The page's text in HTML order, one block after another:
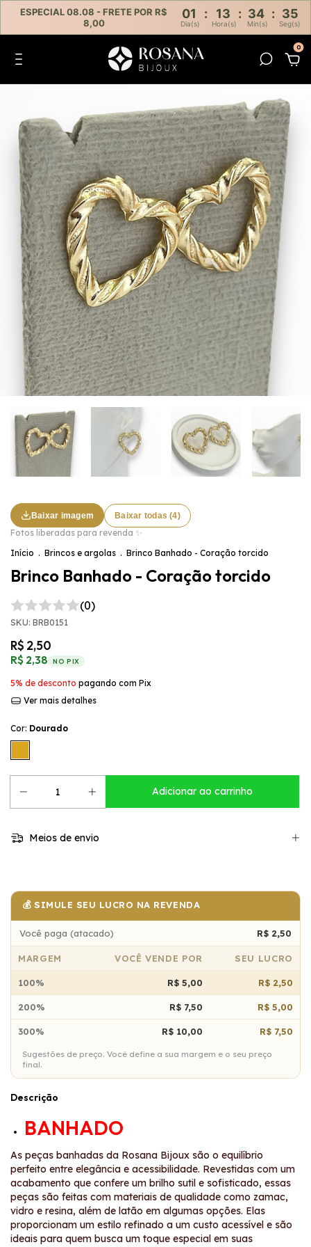
ESPECIAL 08.08 - FRETE POR R$
8,00
01 : 13 : 34 : 35
Dia(s) Hora(s) Min(s) Seg(s)
0
Baixar imagem Baixar todas (4)
Fotos liberadas para revenda ✨
Início . Brincos e argolas . Brinco Banhado - Coração torcido
Brinco Banhado - Coração torcido
(0)
SKU: BRB0151
R$ 2,50
R$ 2,38 NO PIX
5% de desconto pagando com Pix
Ver mais detalhes
Cor: Dourado
Meios de envio
💰 SIMULE SEU LUCRO NA REVENDA
Você paga (atacado) R$ 2,50
MARGEM VOCÊ VENDE POR SEU LUCRO
100% R$ 5,00 R$ 2,50
200% R$ 7,50 R$ 5,00
300% R$ 10,00 R$ 7,50
Sugestões de preço. Você define a sua margem e o seu preço
final.
Descrição
BANHADO
As peças banhadas da Rosana Bijoux são o equilíbrio
perfeito entre elegância e acessibilidade. Revestidas com um
acabamento que confere um brilho sutil e sofisticado, essas
peças são feitas com materiais de qualidade como zamac,
vidro e resina, além de latão em algumas opções. Elas
proporcionam um estilo refinado a um custo acessível e são
ideais para quem busca um toque especial em suas